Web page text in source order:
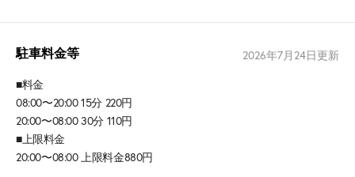
駐車料金等 2026年7月24日更新
■料金
08:00〜20:00 15分 220円
20:00〜08:00 30分 110円
■上限料金
20:00〜08:00 上限料金880円